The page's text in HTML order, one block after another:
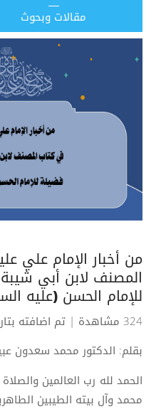
مقالات وبحوث
من أخبار الإمام علي
المصنف لابن أبي
للإمام الحسن (عليه
324 مشاهدة
| تم اضافته بتاريخ 05-
بقلم: الدكتور محمد سعدون
الحمد لله رب العالمين
محمد وآل بيته الطيبين